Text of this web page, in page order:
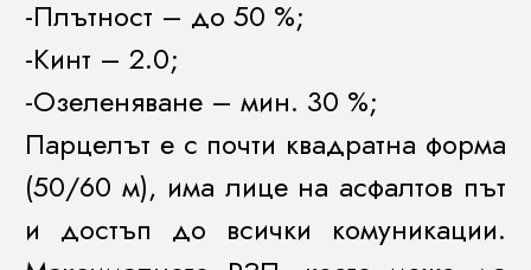
-Плътност – до 50 %;
-Кинт – 2.0;
-Озеленяване – мин. 30 %;
Парцелът е с почти квадратна форма
(50/60 м), има лице на асфалтов път
и достъп до всички комуникации.